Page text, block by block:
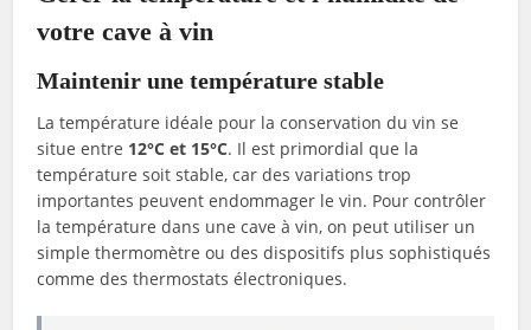
votre cave à vin
Maintenir une température stable
La température idéale pour la conservation du vin se
situe entre 12°C et 15°C. Il est primordial que la
température soit stable, car des variations trop
importantes peuvent endommager le vin. Pour contrôler
la température dans une cave à vin, on peut utiliser un
simple thermomètre ou des dispositifs plus sophistiqués
comme des thermostats électroniques.